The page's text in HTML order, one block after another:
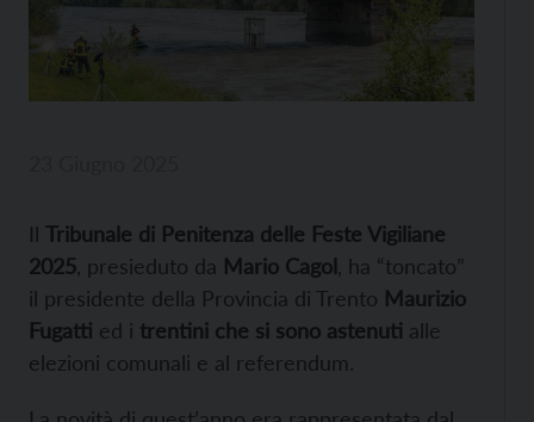
Il Tribunale di Penitenza delle Feste Vigiliane
2025 , presieduto da Mario Cagol , ha “toncato”
il presidente della Provincia di Trento Maurizio
Fugatti ed i trentini che si sono astenuti alle
elezioni comunali e al referendum.